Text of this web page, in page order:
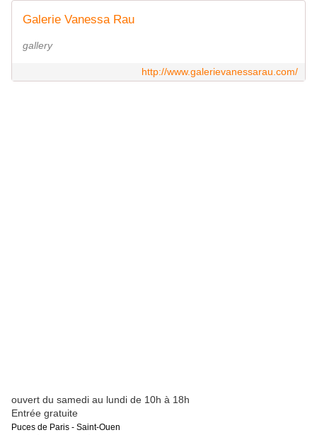
Galerie Vanessa Rau
gallery
http://www.galerievanessarau.com/
ouvert du samedi au lundi de 10h à 18h
Entrée gratuite
Puces de Paris - Saint-Ouen